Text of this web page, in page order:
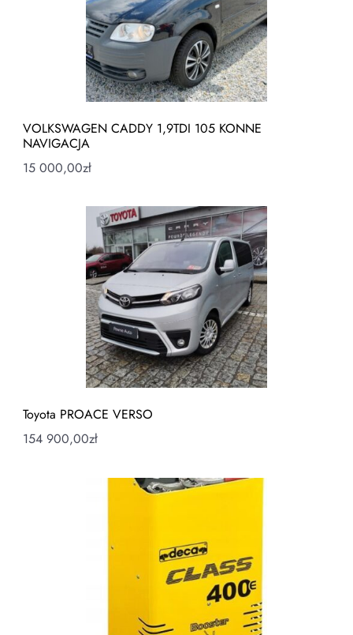
VOLKSWAGEN CADDY 1,9TDI 105 KONNE
NAVIGACJA
15 000,00zł
Toyota PROACE VERSO
154 900,00zł